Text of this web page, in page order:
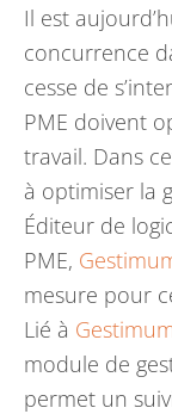
Il est
concurrence
cesse de
PME doivent
travail. Dans
à optimiser la
Éditeur de
PME,
mesure pour
Lié à
module de
permet un